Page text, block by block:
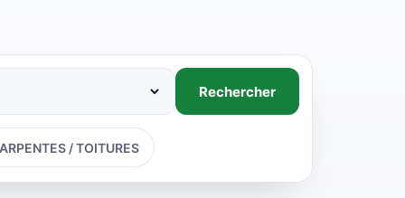
Rechercher
/ TOITURES